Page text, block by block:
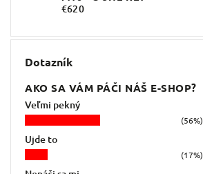
€620
Dotazník
AKO SA VÁM PÁČI NÁŠ E-SHOP?
Veľmi pekný
(56%)
Ujde to
(17%)